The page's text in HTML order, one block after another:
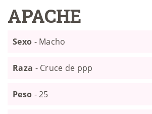
APACHE
Sexo - Macho
Raza - Cruce de ppp
Peso - 25